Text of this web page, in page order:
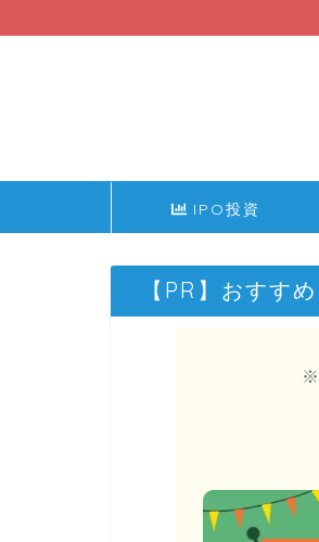
IPO投資
【PR】おすす
※